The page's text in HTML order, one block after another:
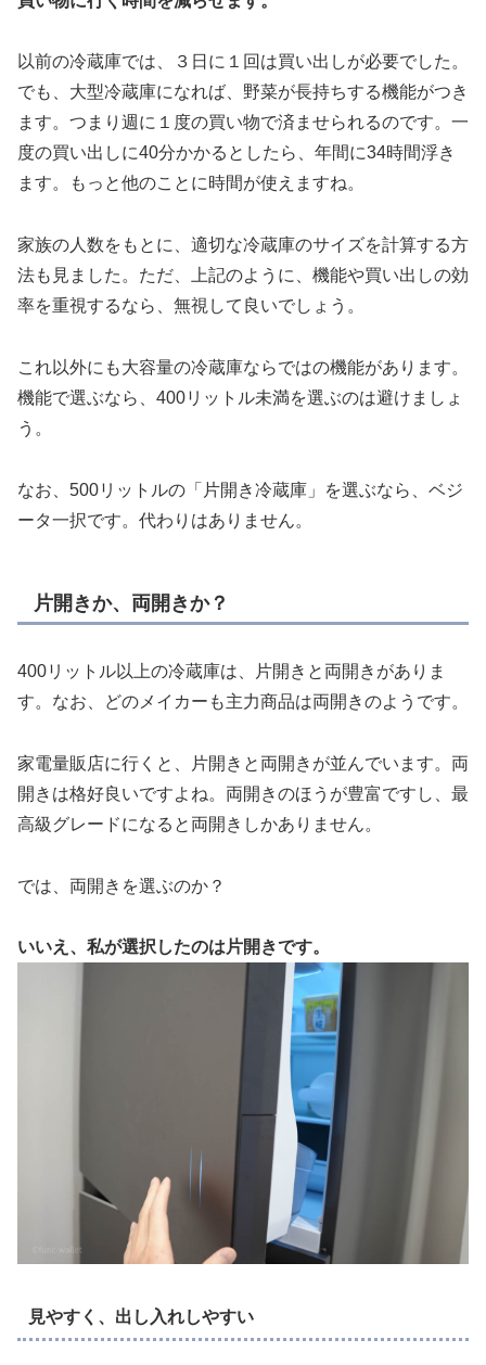
以前の冷蔵庫では、３日に１回は買い出しが必要でした。
でも、大型冷蔵庫になれば、野菜が長持ちする機能がつき
ます。つまり週に１度の買い物で済ませられるのです。一
度の買い出しに40分かかるとしたら、年間に34時間浮き
ます。もっと他のことに時間が使えますね。
家族の人数をもとに、適切な冷蔵庫のサイズを計算する方
法も見ました。ただ、上記のように、機能や買い出しの効
率を重視するなら、無視して良いでしょう。
これ以外にも大容量の冷蔵庫ならではの機能があります。
機能で選ぶなら、400リットル未満を選ぶのは避けましょ
う。
なお、500リットルの「片開き冷蔵庫」を選ぶなら、ベジ
ータ一択です。代わりはありません。
片開きか、両開きか？
400リットル以上の冷蔵庫は、片開きと両開きがありま
す。なお、どのメイカーも主力商品は両開きのようです。
家電量販店に行くと、片開きと両開きが並んでいます。両
開きは格好良いですよね。両開きのほうが豊富ですし、最
高級グレードになると両開きしかありません。
では、両開きを選ぶのか？
いいえ、私が選択したのは片開きです。
見やすく、出し入れしやすい